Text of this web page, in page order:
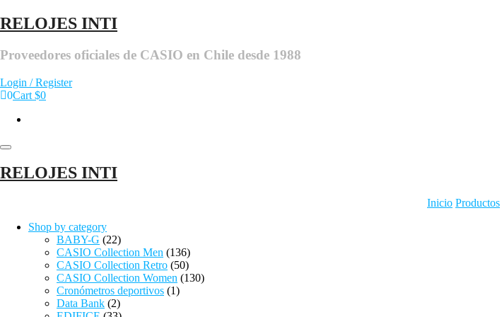
RELOJES INTI
Proveedores oficiales de CASIO en Chile desde 1988
Login / Register
0Cart $0
Toggle navigation
RELOJES INTI
Inicio Productos
Shop by category
BABY-G (22)
CASIO Collection Men (136)
CASIO Collection Retro (50)
CASIO Collection Women (130)
Cronómetros deportivos (1)
Data Bank (2)